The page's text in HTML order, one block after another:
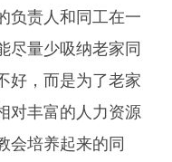
负责人和同工在一
尽量少吸纳老家同
好，而是为了老家
对丰富的人力资源
会培养起来的同